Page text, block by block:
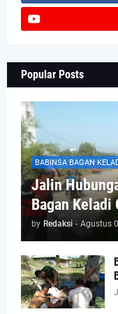
Popular Posts
BABINSA BAGAN
Jalin
Bagan Keladi
by Redaksi - Agustus